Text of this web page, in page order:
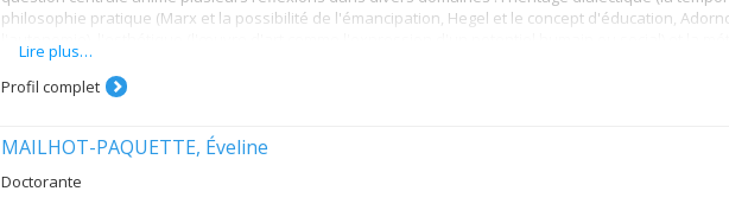
philosophie pratique (Marx et la possibilité de l'émancipation, Hegel et le concept d'éducation,
d'horizon chez Husserl, la modalité et le primat de l'actualité dans l'histoire de la philosophie).
Lire plus…
Profil complet
MAILHOT-PAQUETTE, Éveline
Doctorante